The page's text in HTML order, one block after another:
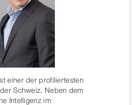
einer der profiliertesten
Schweiz. Neben dem
Intelligenz im